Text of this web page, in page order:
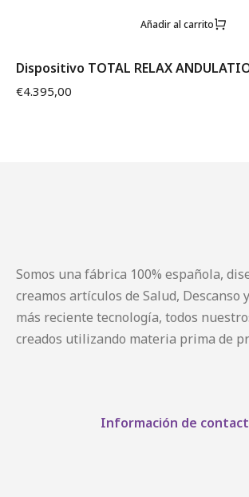
Añadir al carrito
Dispositivo TOTAL RELAX
€4.395,00
Somos una fábrica 100% española,
creamos artículos de Salud, Descanso
más reciente tecnología, todos
creados utilizando materia prima de
Información de